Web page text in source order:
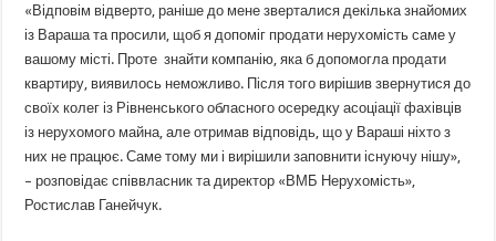
«Відповім відверто, раніше до мене зверталися декілька знайомих
із Вараша та просили, щоб я допоміг продати нерухомість саме у
вашому місті. Проте знайти компанію, яка б допомогла продати
квартиру, виявилось неможливо. Після того вирішив звернутися до
своїх колег із Рівненського обласного осередку асоціації фахівців
із нерухомого майна, але отримав відповідь, що у Вараші ніхто з
них не працює. Саме тому ми і вирішили заповнити існуючу нішу»,
– розповідає співвласник та директор «ВМБ Нерухомість»,
Ростислав Ганейчук.